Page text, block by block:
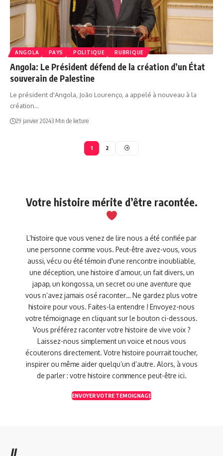
ANGOLA PAYS POLITIQUE RUBRIQUE
Angola: Le Président défend de la création d’un État
souverain de Palestine
Le président d'Angola, João Lourenço, a appelé à nouveau à la
création…
29 janvier 20243 Min de lecture
1 2
Votre histoire mérite d’être racontée.
L’histoire que vous venez de lire nous a été confiée par
une personne comme vous. Peut-être avez-vous, vous
aussi, vécu ou été témoin d'une rencontre inoubliable,
une déception, une histoire d’amour, un fait divers, un
japap, un kongossa, un secret ou une aventure que
vous n’avez jamais osé raconter… Ne gardez plus votre
histoire pour vous. Faites-la entendre ! Envoyez-nous
votre témoignage en cliquant sur le bouton ci-dessous.
Vous préférez raconter votre histoire de vive voix ?
Laissez-nous simplement un voice et nous vous
écouterons directement. Votre histoire pourrait toucher,
inspirer ou même aider quelqu’un d’autre. Alors, à vous
de parler : votre histoire commence peut-être ici.
ENVOYER VOTRE TEMOIGNAGE